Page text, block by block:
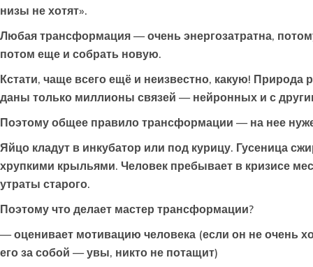
низы не хотят».
Любая трансформация — очень энергозатратна,
потом еще и собрать новую.
Кстати, чаще всего ещё и неизвестно, какую!
даны только миллионы связей — нейронных и с
Поэтому общее правило трансформации — на нее
Яйцо кладут в инкубатор или под курицу. Гусеница
хрупкими крыльями. Человек пребывает в кризисе
утраты старого.
Поэтому что делает мастер трансформации?
— оценивает мотивацию человека (если он не очень
его за собой — увы, никто не потащит)